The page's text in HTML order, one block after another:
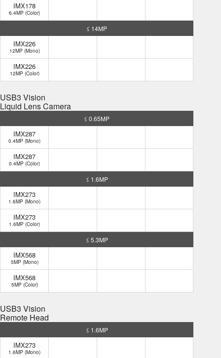
IMX178
6.4MP (Color)
≤ 14MP
IMX226
12MP (Mono)
IMX226
12MP (Color)
USB3 Vision
Liquid Lens Camera
≤ 0.65MP
IMX287
0.4MP (Mono)
IMX287
0.4MP (Color)
≤ 1.6MP
IMX273
1.6MP (Mono)
IMX273
1.6MP (Color)
≤ 5.3MP
IMX568
5MP (Mono)
IMX568
5MP (Color)
USB3 Vision
Remote Head
≤ 1.6MP
IMX273
1.6MP (Mono)